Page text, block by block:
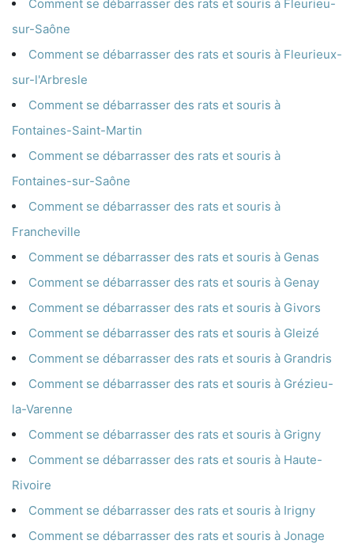
Comment se débarrasser des rats et souris à Fleurieu-
sur-Saône
Comment se débarrasser des rats et souris à Fleurieux-
sur-l'Arbresle
Comment se débarrasser des rats et souris à
Fontaines-Saint-Martin
Comment se débarrasser des rats et souris à
Fontaines-sur-Saône
Comment se débarrasser des rats et souris à
Francheville
Comment se débarrasser des rats et souris à Genas
Comment se débarrasser des rats et souris à Genay
Comment se débarrasser des rats et souris à Givors
Comment se débarrasser des rats et souris à Gleizé
Comment se débarrasser des rats et souris à Grandris
Comment se débarrasser des rats et souris à Grézieu-
la-Varenne
Comment se débarrasser des rats et souris à Grigny
Comment se débarrasser des rats et souris à Haute-
Rivoire
Comment se débarrasser des rats et souris à Irigny
Comment se débarrasser des rats et souris à Jonage